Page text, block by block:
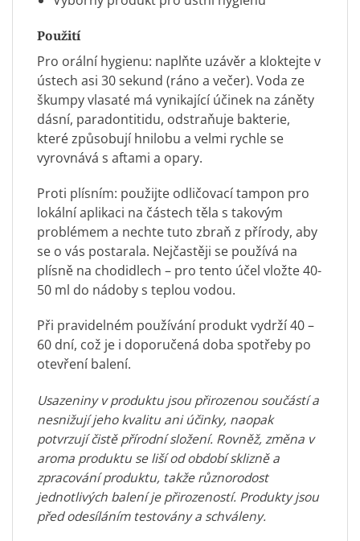
Použití
Pro orální hygienu: naplňte uzávěr a kloktejte v
ústech asi 30 sekund (ráno a večer). Voda ze
škumpy vlasaté má vynikající účinek na záněty
dásní, paradontitidu, odstraňuje bakterie,
které způsobují hnilobu a velmi rychle se
vyrovnává s aftami a opary.
Proti plísním: použijte odličovací tampon pro
lokální aplikaci na částech těla s takovým
problémem a nechte tuto zbraň z přírody, aby
se o vás postarala. Nejčastěji se používá na
plísně na chodidlech – pro tento účel vložte 40-
50 ml do nádoby s teplou vodou.
Při pravidelném používání produkt vydrží 40 –
60 dní, což je i doporučená doba spotřeby po
otevření balení.
Usazeniny v produktu jsou přirozenou součástí a
nesnižují jeho kvalitu ani účinky, naopak
potvrzují čistě přírodní složení. Rovněž, změna v
aroma produktu se liší od období sklizně a
zpracování produktu, takže různorodost
jednotlivých balení je přirozeností. Produkty jsou
před odesíláním testovány a schváleny.